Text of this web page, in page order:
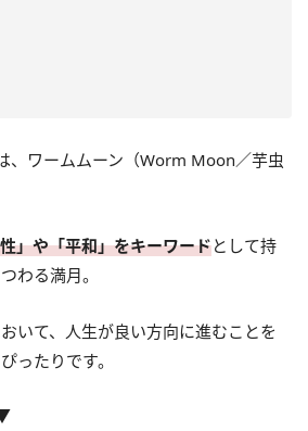
、ワームムーン（Worm Moon／芋虫
」や「平和」をキーワードとして持
わる満月。
いて、人生が良い方向に進むことを
ったりです。